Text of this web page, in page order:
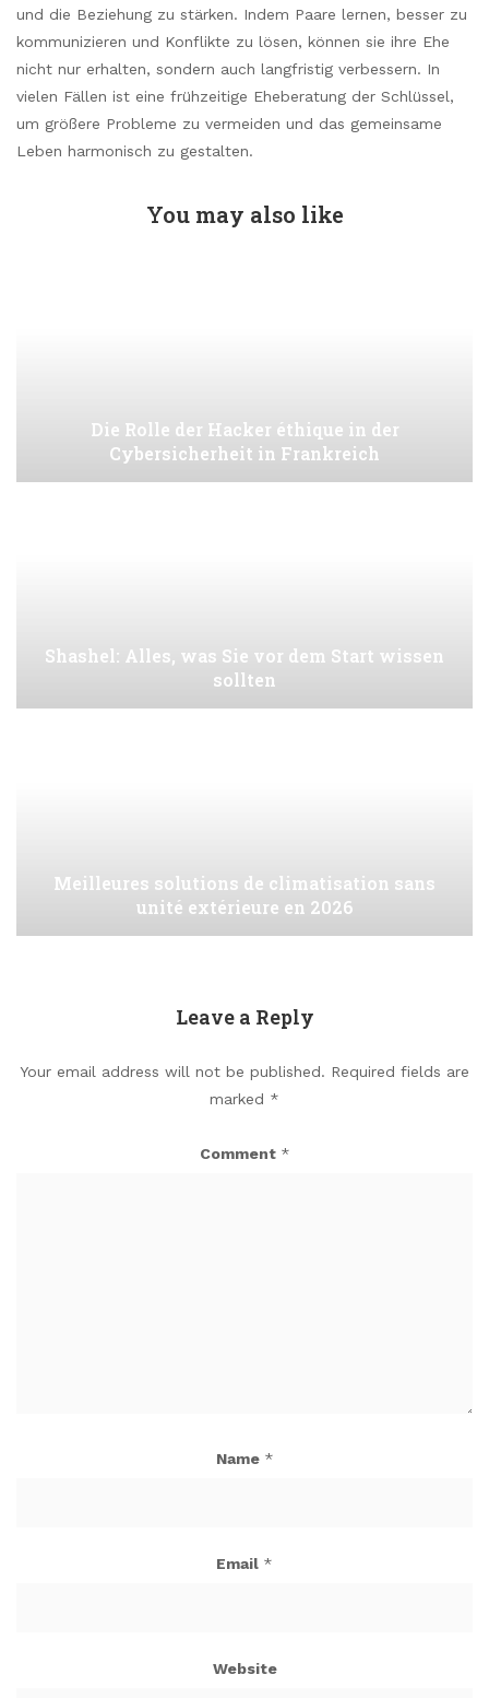
und die Beziehung zu stärken. Indem Paare lernen, besser zu
kommunizieren und Konflikte zu lösen, können sie ihre Ehe
nicht nur erhalten, sondern auch langfristig verbessern. In
vielen Fällen ist eine frühzeitige Eheberatung der Schlüssel,
um größere Probleme zu vermeiden und das gemeinsame
Leben harmonisch zu gestalten.
You may also like
Die Rolle der Hacker éthique in der
Cybersicherheit in Frankreich
Shashel: Alles, was Sie vor dem Start wissen
sollten
Meilleures solutions de climatisation sans
unité extérieure en 2026
Leave a Reply
Your email address will not be published. Required fields are
marked *
Comment *
Name *
Email *
Website